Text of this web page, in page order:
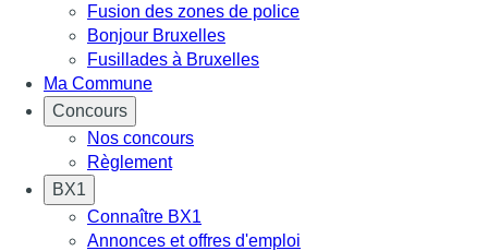
Fusion des zones de police
Bonjour Bruxelles
Fusillades à Bruxelles
Ma Commune
Concours
Nos concours
Règlement
BX1
Connaître BX1
Annonces et offres d'emploi